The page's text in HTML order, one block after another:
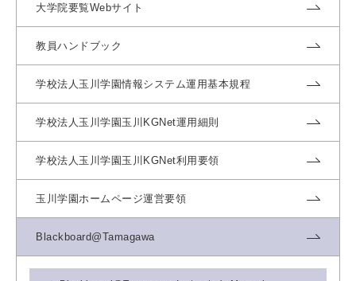
大学院要覧Webサイト
教員ハンドブック
学校法人玉川学園情報システム運用基本規程
学校法人玉川学園玉川KGNet運用細則
学校法人玉川学園玉川KGNet利用要領
玉川学園ホームページ運営要領
Blackboard@Tamagawa